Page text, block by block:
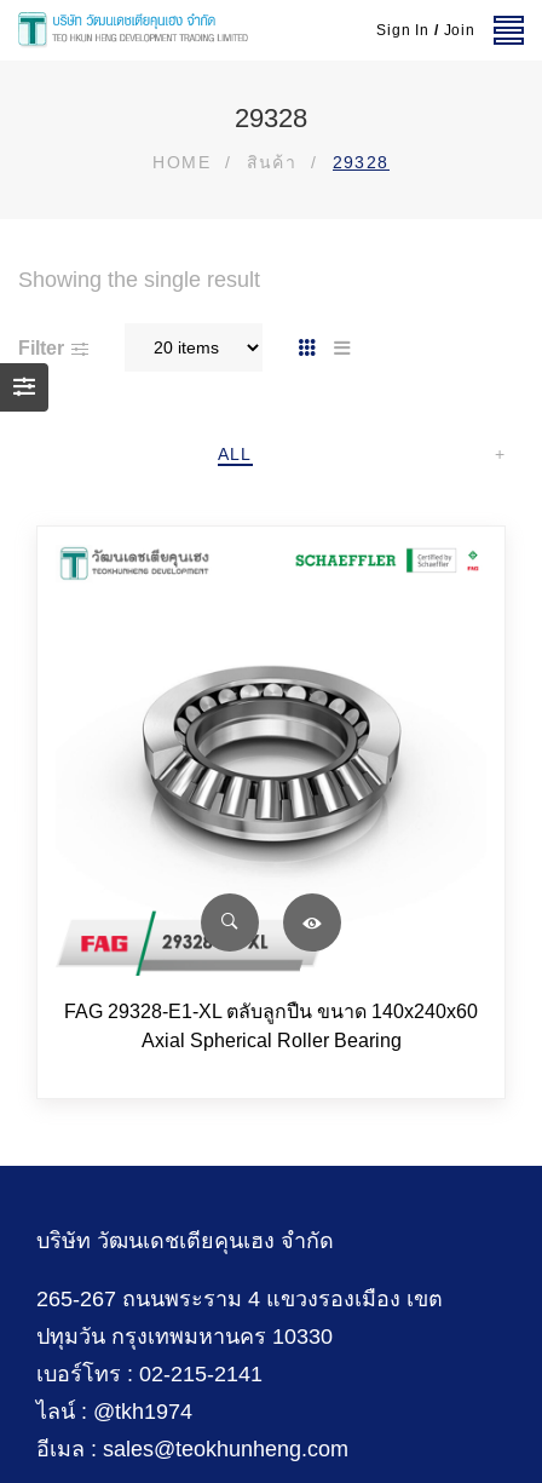
Sign In / Join
29328
HOME / สินค้า / 29328
Showing the single result
Filter
ALL +
FAG 29328-E1-XL ตลับลูกปืน ขนาด 140x240x60
Axial Spherical Roller Bearing
บริษัท วัฒนเดชเตียคุนเฮง จำกัด
265-267 ถนนพระราม 4 แขวงรองเมือง เขต
ปทุมวัน กรุงเทพมหานคร 10330
เบอร์โทร : 02-215-2141
ไลน์ : @tkh1974
อีเมล : sales@teokhunheng.com